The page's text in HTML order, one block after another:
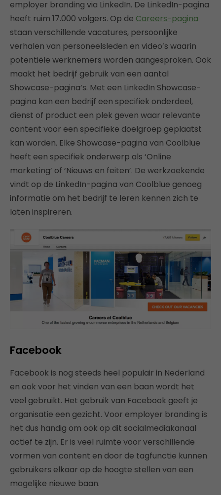
employer branding via LinkedIn. De LinkedIn-pagina
heeft ruim 17.000 volgers. Op de Careers-pagina
staan verschillende vacatures, persoonlijke
verhalen van personeelsleden en video’s waarin
potentiële werknemers worden aangesproken. Ook
maakt het bedrijf gebruik van een aantal
Showcase-pagina’s. Met een LinkedIn Showcase-
pagina kan een bedrijf een specifiek onderdeel,
dienst of product een plek geven waar relevante
content voor een specifieke doelgroep geplaatst
kan worden. Elke Showcase-pagina van Coolblue
heeft een specifiek onderwerp als ‘Online
marketing’ of ‘Nieuws en feiten’. De werkzoekende
vindt op de LinkedIn-pagina van Coolblue genoeg
informatie om het bedrijf te leren kennen zich te
laten inspireren.
Facebook
Facebook is nog steeds heel populair in Nederland
en ook voor het vinden van een baan wordt het
veel gebruikt. Het gebruik van Facebook geeft je
organisatie een gezicht. Voor employer branding is
het dus handig om ook op dit socialmediakanaal
actief te zijn. Er is veel ruimte voor verschillende
vormen van content en door de tagfunctie kunnen
gebruikers elkaar op de hoogte stellen van een
mogelijke nieuwe baan.